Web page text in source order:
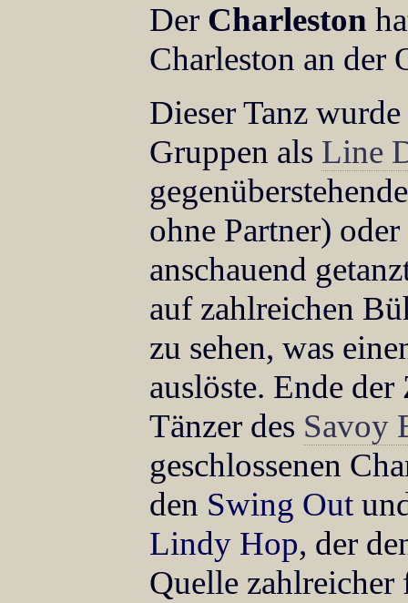
Der Charleston
Charleston an der
Dieser Tanz
Gruppen als Line
ohne Partner) oder
anschauend
auf zahlreichen
zu sehen, was
auslöste. Ende
Tänzer des Savoy
geschlossenen
den Swing Out
Lindy Hop, der
Quelle